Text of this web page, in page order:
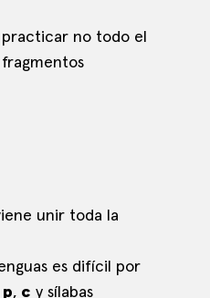
no todo el
unir toda la
es difícil por
p, c y sílabas